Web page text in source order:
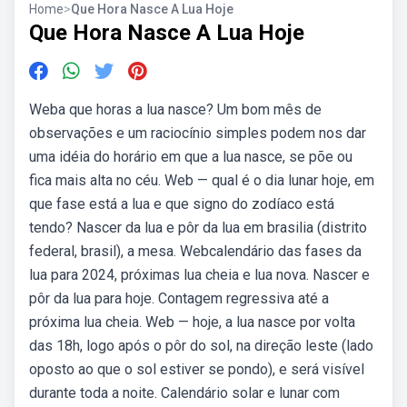
Home>Que Hora Nasce A Lua Hoje
Que Hora Nasce A Lua Hoje
Weba que horas a lua nasce? Um bom mês de
observações e um raciocínio simples podem nos dar
uma idéia do horário em que a lua nasce, se põe ou
fica mais alta no céu. Web — qual é o dia lunar hoje, em
que fase está a lua e que signo do zodíaco está
tendo? Nascer da lua e pôr da lua em brasilia (distrito
federal, brasil), a mesa. Webcalendário das fases da
lua para 2024, próximas lua cheia e lua nova. Nascer e
pôr da lua para hoje. Contagem regressiva até a
próxima lua cheia. Web — hoje, a lua nasce por volta
das 18h, logo após o pôr do sol, na direção leste (lado
oposto ao que o sol estiver se pondo), e será visível
durante toda a noite. Calendário solar e lunar com